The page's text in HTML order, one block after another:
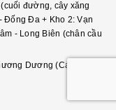
đường, cây xăng
Đống Đa + Kho 2: Vạn
- Long Biên (chân cầu
Dương (Cạnh Chùa